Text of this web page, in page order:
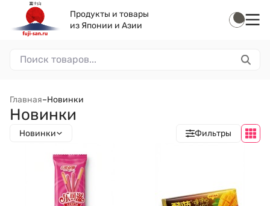
Продукты и товары
из Японии и Азии
Главная–Новинки
Новинки
Новинки Фильтры